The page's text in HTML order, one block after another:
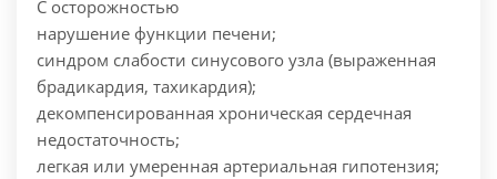
С осторожностью
нарушение функции печени;
синдром слабости синусового узла (выраженная
брадикардия, тахикардия);
декомпенсированная хроническая сердечная
недостаточность;
легкая или умеренная артериальная гипотензия;